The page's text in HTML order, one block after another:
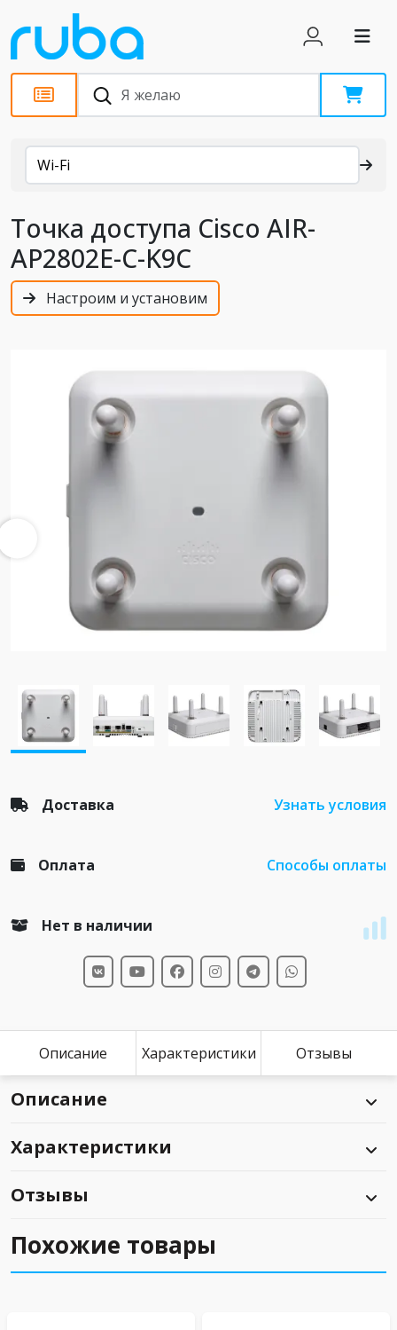
Каталог
Wi-Fi
Точка доступа Cisco AIR-
AP2802E-C-K9C
Настроим и установим
Доставка Узнать условия
Оплата Способы оплаты
Нет в наличии
Описание Характеристики Отзывы
Описание
Характеристики
Отзывы
Похожие товары